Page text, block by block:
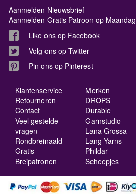
Aanmelden Nieuwsbrief
Aanmelden Gratis Patroon op Maandag
Like ons op Facebook
Volg ons op Twitter
Pin ons op Pinterest
Klantenservice
Retourneren
Contact
Veel gestelde
vragen
Rondbreinaald
Gratis
Breipatronen
Merken
DROPS
Durable
Garnstudio
Lana Grossa
Lang Yarns
Phildar
Scheepjes